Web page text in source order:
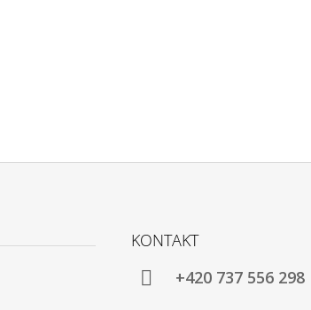
KONTAKT
+420 737 556 298